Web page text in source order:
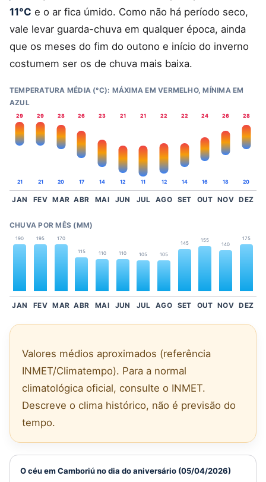
11°C e o ar fica úmido. Como não há período seco,
vale levar guarda-chuva em qualquer época, ainda
que os meses do fim do outono e início do inverno
costumem ser os de chuva mais baixa.
TEMPERATURA MÉDIA (°C): MÁXIMA EM VERMELHO, MÍNIMA EM
AZUL
29
21
29
21
28
20
26
17
23
14
21
12
21
11
22
12
22
14
24
16
26
18
28
20
JAN FEV MAR ABR MAI JUN JUL AGO SET OUT NOV DEZ
CHUVA POR MÊS (MM)
190 195 170
115 110 110 105 105
145 155
140
175
JAN FEV MAR ABR MAI JUN JUL AGO SET OUT NOV DEZ
Valores médios aproximados (referência
INMET/Climatempo). Para a normal
climatológica oficial, consulte o INMET.
Descreve o clima histórico, não é previsão do
tempo.
O céu em Camboriú no dia do aniversário (05/04/2026)